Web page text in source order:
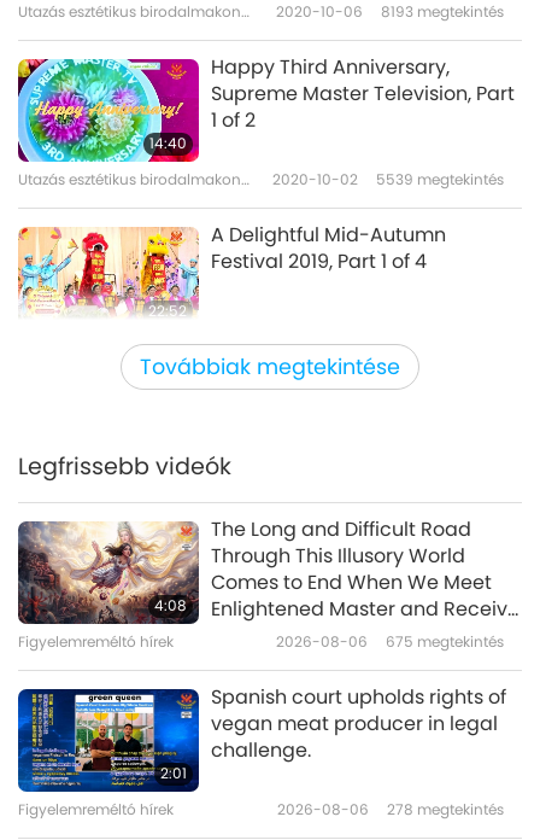
Továbbiak megtekintése
Utazás esztétikus birodalmakon
2020-10-06 8193 megtekintés
14:40
Happy Third Anniversary,
Supreme Master Television, Part
1 of 2
Utazás esztétikus birodalmakon
2020-10-02 5539 megtekintés
22:52
A Delightful Mid-Autumn
Festival 2019, Part 1 of 4
Utazás esztétikus birodalmakon
2020-10-01 6635
20:45
Celebration in Taiwan
(Formosa), Part 1 of 10
át
16:30
On Acting and Spirituality -
Spanish Actress, Ms. Esther
Méndez (vegan), Part 1 of 2
át
14:58
A Heart-warming Vegan Lunar
New Year Hot-pot Banquet, Part
Legfrissebb videók
4:08
The Long and Difficult Road
Through This Illusory World
Comes to End When We Meet
Enlightened Master and Receive
Initiation
Figyelemreméltó hírek 2026-08-06 675 megtekintés
2:01
Spanish court upholds rights of
vegan meat producer in legal
challenge.
Figyelemreméltó hírek 2026-08-06 278 megtekintés